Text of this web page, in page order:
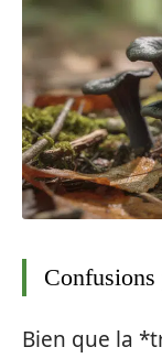
Bien que la